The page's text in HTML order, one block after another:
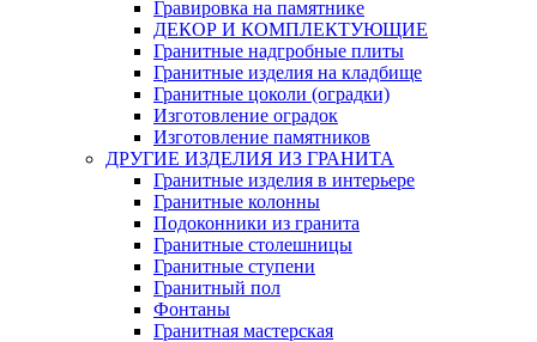
Гравировка на памятнике
ДЕКОР И КОМПЛЕКТУЮЩИЕ
Гранитные надгробные плиты
Гранитные изделия на кладбище
Гранитные цоколи (оградки)
Изготовление оградок
Изготовление памятников
ДРУГИЕ ИЗДЕЛИЯ ИЗ ГРАНИТА
Гранитные изделия в интерьере
Гранитные колонны
Подоконники из гранита
Гранитные столешницы
Гранитные ступени
Гранитный пол
Фонтаны
Гранитная мастерская